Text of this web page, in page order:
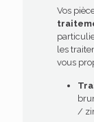
Vos
les
vous
/